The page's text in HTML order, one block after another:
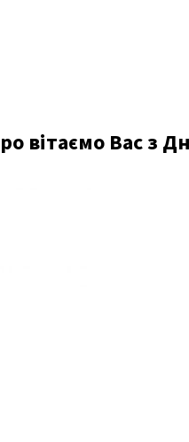
Вас з